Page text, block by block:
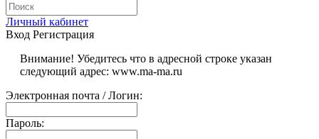
Личный кабинет
Вход Регистрация
Внимание! Убедитесь что в адресной строке указан
следующий адрес: www.ma-ma.ru
Электронная почта / Логин:
Пароль: